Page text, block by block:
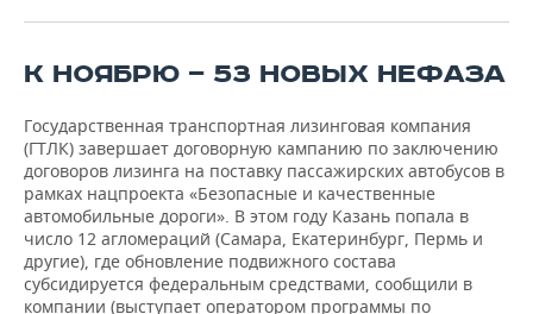
К НОЯБРЮ — 53 НОВЫХ НЕФАЗА
Государственная транспортная лизинговая компания
(ГТЛК) завершает договорную кампанию по заключению
договоров лизинга на поставку пассажирских автобусов в
рамках нацпроекта «Безопасные и качественные
автомобильные дороги». В этом году Казань попала в
число 12 агломераций (Самара, Екатеринбург, Пермь и
другие), где обновление подвижного состава
субсидируется федеральным средствами, сообщили в
компании (выступает оператором программы по